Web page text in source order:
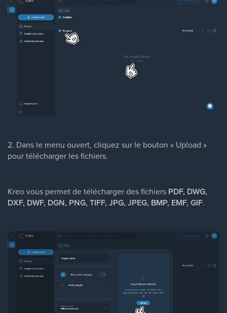
2. Dans le menu ouvert, cliquez sur le bouton « Upload »
pour télécharger les fichiers.
Kreo vous permet de télécharger des fichiers PDF, DWG,
DXF, DWF, DGN, PNG, TIFF, JPG, JPEG, BMP, EMF, GIF.